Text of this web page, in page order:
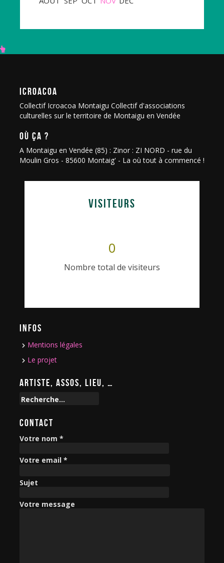
ICROACOA
Collectif Icroacoa Montaigu Collectif d'associations
culturelles sur le territoire de Montaigu en Vendée
OÙ ÇA ?
A Montaigu en Vendée (85) : Zinor : ZI NORD - rue du
Moulin Gros - 85600 Montaig' - La où tout à commencé !
VISITEURS
0
Nombre total de visiteurs
INFOS
Mentions légales
Le projet
ARTISTE, ASSOS, LIEU, …
R
c
h
e
c
r
:
CONTACT
Votre nom *
Votre email *
Sujet
Votre message